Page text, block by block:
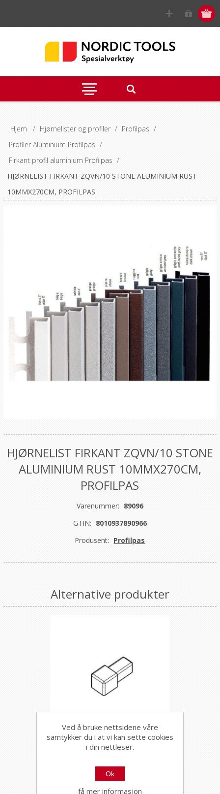
Hjem / Hjørnelister og profiler / Profilpas /
Profiler Aluminium Profilpas /
Firkant profil aluminium Profilpas /
HJØRNELIST FIRKANT ZQVN/10 STONE ALUMINIUM RUST
10MMX270CM, PROFILPAS
HJØRNELIST FIRKANT ZQVN/10 STONE
ALUMINIUM RUST 10MMX270CM,
PROFILPAS
Varenummer: 89096
GTIN: 8010937890966
Produsent: Profilpas
Alternative produkter
2/3 VEIS HJØRNE FIRKANT
ZQVN/10/EI STONE
ALUMINIUM RUST 10MM,
PROFILPAS
89103
Ved å bruke nettsidene våre
samtykker du i at vi kan sette cookies
i din nettleser.
Ok
få mer informasjon